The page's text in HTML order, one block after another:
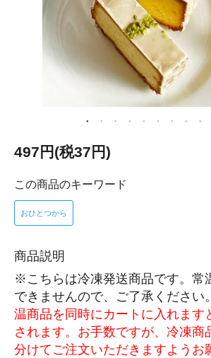
497円(税37円)
この商品のキーワード
おひとつから
商品説明
※こちらは冷凍発送商品です。常
できませんので、ご了承ください。
温商品を同時にカートに入れます
されます。お手数ですが、冷凍商
分けてご注文いただきますようお